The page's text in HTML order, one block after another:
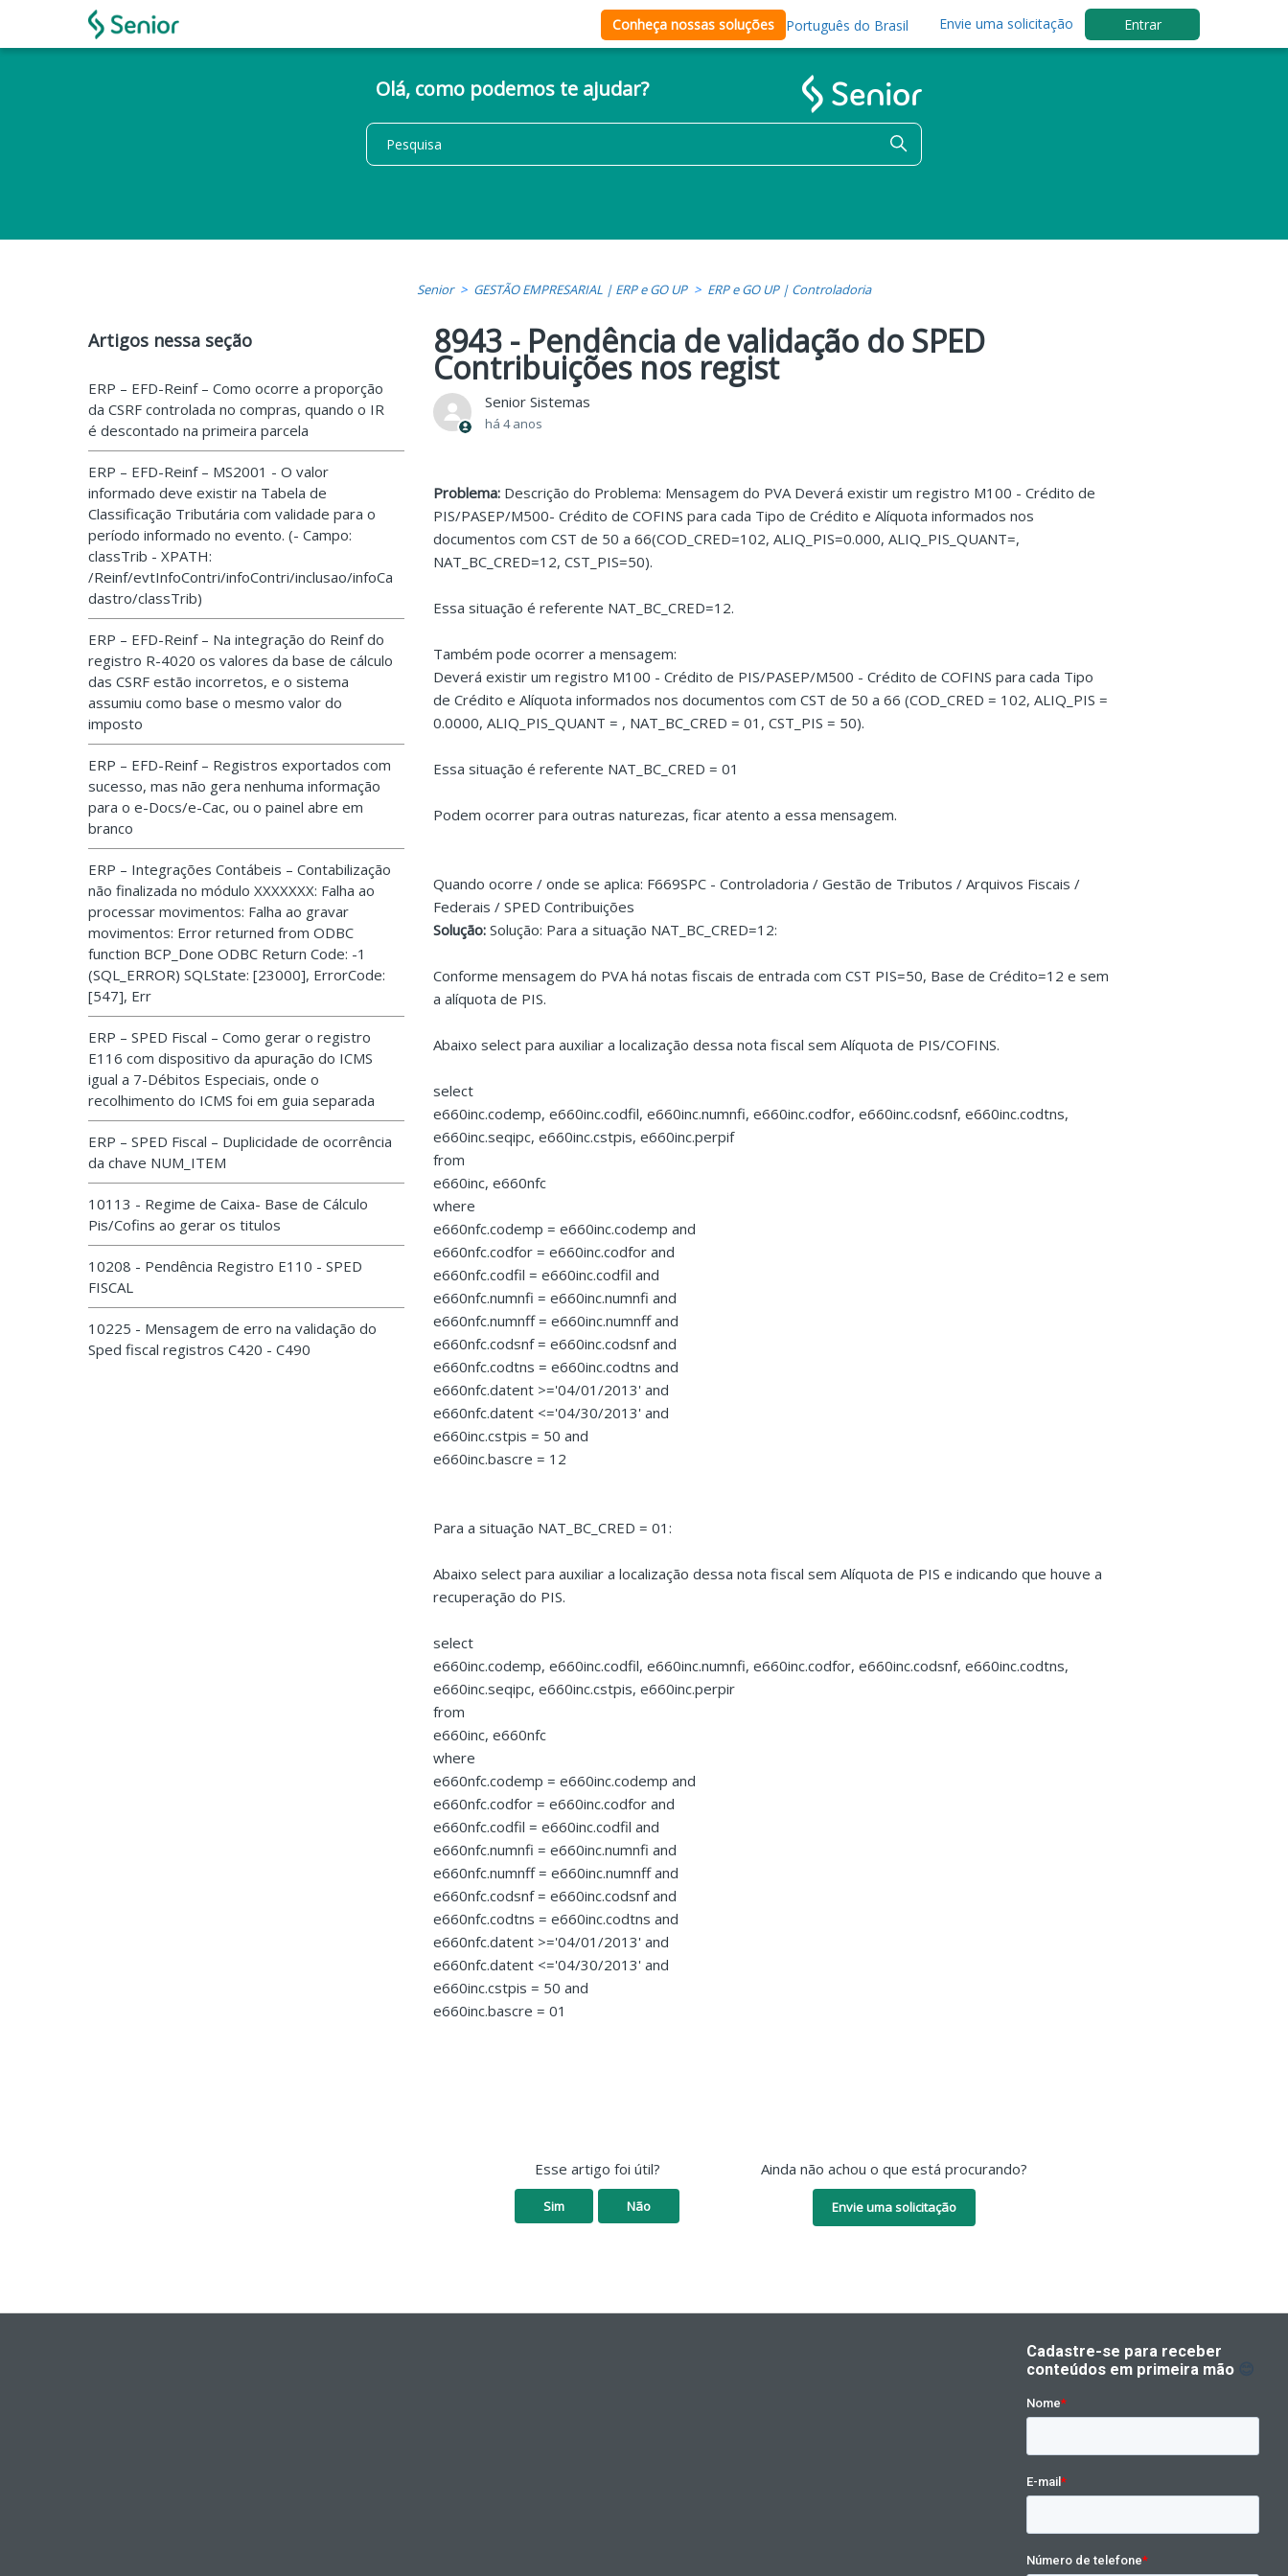
Conheça nossas soluções Português do Brasil Envie uma solicitação Entrar
Olá, como podemos te ajudar?
Senior GESTÃO EMPRESARIAL | ERP e GO UP ERP e GO UP | Controladoria
Artigos nessa seção
ERP – EFD-Reinf – Como ocorre a proporção
da CSRF controlada no compras, quando o IR
é descontado na primeira parcela
ERP – EFD-Reinf – MS2001 - O valor
informado deve existir na Tabela de
Classificação Tributária com validade para o
período informado no evento. (- Campo:
classTrib - XPATH:
/Reinf/evtInfoContri/infoContri/inclusao/infoCa
dastro/classTrib)
ERP – EFD-Reinf – Na integração do Reinf do
registro R-4020 os valores da base de cálculo
das CSRF estão incorretos, e o sistema
assumiu como base o mesmo valor do
imposto
ERP – EFD-Reinf – Registros exportados com
sucesso, mas não gera nenhuma informação
para o e-Docs/e-Cac, ou o painel abre em
branco
ERP – Integrações Contábeis – Contabilização
não finalizada no módulo XXXXXXX: Falha ao
processar movimentos: Falha ao gravar
movimentos: Error returned from ODBC
function BCP_Done ODBC Return Code: -1
(SQL_ERROR) SQLState: [23000], ErrorCode:
[547], Err
ERP – SPED Fiscal – Como gerar o registro
E116 com dispositivo da apuração do ICMS
igual a 7-Débitos Especiais, onde o
recolhimento do ICMS foi em guia separada
ERP – SPED Fiscal – Duplicidade de ocorrência
da chave NUM_ITEM
10113 - Regime de Caixa- Base de Cálculo
Pis/Cofins ao gerar os titulos
10208 - Pendência Registro E110 - SPED
FISCAL
10225 - Mensagem de erro na validação do
Sped fiscal registros C420 - C490
8943 - Pendência de validação do SPED
Contribuições nos regist
Senior Sistemas
há 4 anos
Problema: Descrição do Problema: Mensagem do PVA Deverá existir um registro M100 - Crédito de
PIS/PASEP/M500- Crédito de COFINS para cada Tipo de Crédito e Alíquota informados nos
documentos com CST de 50 a 66(COD_CRED=102, ALIQ_PIS=0.000, ALIQ_PIS_QUANT=,
NAT_BC_CRED=12, CST_PIS=50).
Essa situação é referente NAT_BC_CRED=12.
Também pode ocorrer a mensagem:
Deverá existir um registro M100 - Crédito de PIS/PASEP/M500 - Crédito de COFINS para cada Tipo
de Crédito e Alíquota informados nos documentos com CST de 50 a 66 (COD_CRED = 102, ALIQ_PIS =
0.0000, ALIQ_PIS_QUANT = , NAT_BC_CRED = 01, CST_PIS = 50).
Essa situação é referente NAT_BC_CRED = 01
Podem ocorrer para outras naturezas, ficar atento a essa mensagem.
Quando ocorre / onde se aplica: F669SPC - Controladoria / Gestão de Tributos / Arquivos Fiscais /
Federais / SPED Contribuições
Solução: Solução: Para a situação NAT_BC_CRED=12:
Conforme mensagem do PVA há notas fiscais de entrada com CST PIS=50, Base de Crédito=12 e sem
a alíquota de PIS.
Abaixo select para auxiliar a localização dessa nota fiscal sem Alíquota de PIS/COFINS.
select
e660inc.codemp, e660inc.codfil, e660inc.numnfi, e660inc.codfor, e660inc.codsnf, e660inc.codtns,
e660inc.seqipc, e660inc.cstpis, e660inc.perpif
from
e660inc, e660nfc
where
e660nfc.codemp = e660inc.codemp and
e660nfc.codfor = e660inc.codfor and
e660nfc.codfil = e660inc.codfil and
e660nfc.numnfi = e660inc.numnfi and
e660nfc.numnff = e660inc.numnff and
e660nfc.codsnf = e660inc.codsnf and
e660nfc.codtns = e660inc.codtns and
e660nfc.datent >='04/01/2013' and
e660nfc.datent <='04/30/2013' and
e660inc.cstpis = 50 and
e660inc.bascre = 12
Para a situação NAT_BC_CRED = 01:
Abaixo select para auxiliar a localização dessa nota fiscal sem Alíquota de PIS e indicando que houve a
recuperação do PIS.
select
e660inc.codemp, e660inc.codfil, e660inc.numnfi, e660inc.codfor, e660inc.codsnf, e660inc.codtns,
e660inc.seqipc, e660inc.cstpis, e660inc.perpir
from
e660inc, e660nfc
where
e660nfc.codemp = e660inc.codemp and
e660nfc.codfor = e660inc.codfor and
e660nfc.codfil = e660inc.codfil and
e660nfc.numnfi = e660inc.numnfi and
e660nfc.numnff = e660inc.numnff and
e660nfc.codsnf = e660inc.codsnf and
e660nfc.codtns = e660inc.codtns and
e660nfc.datent >='04/01/2013' and
e660nfc.datent <='04/30/2013' and
e660inc.cstpis = 50 and
e660inc.bascre = 01
Esse artigo foi útil?
Sim Não
Ainda não achou o que está procurando?
Envie uma solicitação